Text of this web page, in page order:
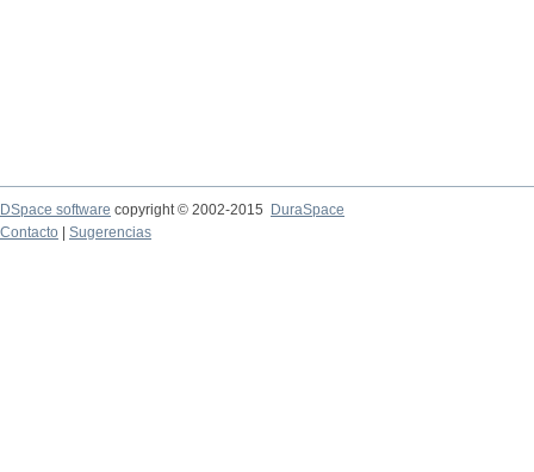
DSpace software copyright © 2002-2015
DuraSpace
Contacto
Sugerencias